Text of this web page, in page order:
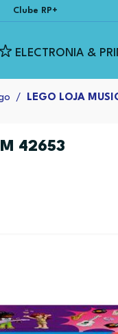
Clube RP+
ELECTRONIA &
LEGO LOJA
42653